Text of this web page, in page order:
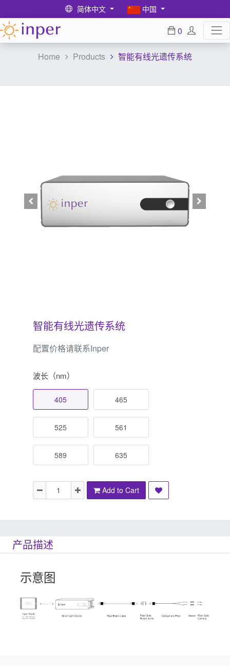
简体中文 中国
0
Home Products 智能有线光遗传系统
智能有线光遗传系统
配置价格请联系Inper
波长（nm）
405 465
525 561
589 635
Add to Cart
产品描述
示意图